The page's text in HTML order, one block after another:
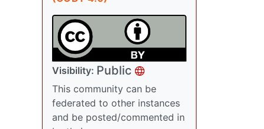
Visibility: Public
This community can be
federated to other instances
and be posted/commented in